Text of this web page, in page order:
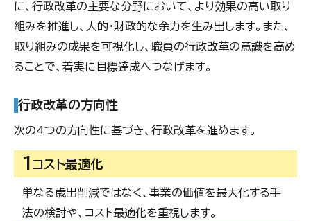
に、行政改革の主要な分野において、より効果の高い取り
組みを推進し、人的・財政的な余力を生み出します。また、
取り組みの成果を可視化し、職員の行政改革の意識を高め
ることで、着実に目標達成へつなげます。
行政改革の方向性
次の4つの方向性に基づき、行政改革を進めます。
1 コスト最適化
単なる歳出削減ではなく、事業の価値を最大化する手
法の検討や、コスト最適化を重視します。